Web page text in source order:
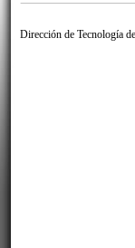
Dirección de Tecnología